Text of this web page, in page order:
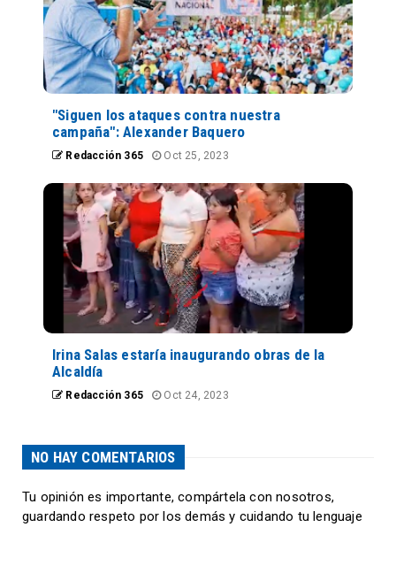
"Siguen los ataques contra nuestra
campaña": Alexander Baquero
Redacción 365 Oct 25, 2023
Irina Salas estaría inaugurando obras de la
Alcaldía
Redacción 365 Oct 24, 2023
NO HAY COMENTARIOS
Tu opinión es importante, compártela con nosotros,
guardando respeto por los demás y cuidando tu lenguaje